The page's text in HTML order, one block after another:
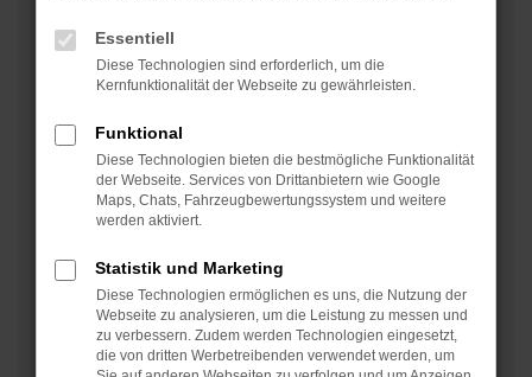
Manche Erweiterungen, wie Werbeblocker, können
das Laden bestimmter Seiten verhindern.
Funktioniert die Seite in einem anderen Browser
Starte dein Gerät neu.
Das kann manchmal helfen, vorübergehende
Probleme zu beheben.
Betriebssystem auf dem neuesten Stand sind.
Veraltete Software birgt nicht nur ein
Sicherheitsrisiko, sondern kann auch dazu führen,
dass bestimmte Funktionen nicht mehr unterstützt
werden.
Essentiell
Diese Technologien sind erforderlich, um die
Kernfunktionalität der Webseite zu gewährleisten.
Funktional
Diese Technologien bieten die bestmögliche Funktionalität
der Webseite. Services von Drittanbietern wie Google
Maps, Chats, Fahrzeugbewertungssystem und weitere
werden aktiviert.
Statistik und Marketing
Diese Technologien ermöglichen es uns, die Nutzung der
Webseite zu analysieren, um die Leistung zu messen und
zu verbessern. Zudem werden Technologien eingesetzt,
die von dritten Werbetreibenden verwendet werden, um